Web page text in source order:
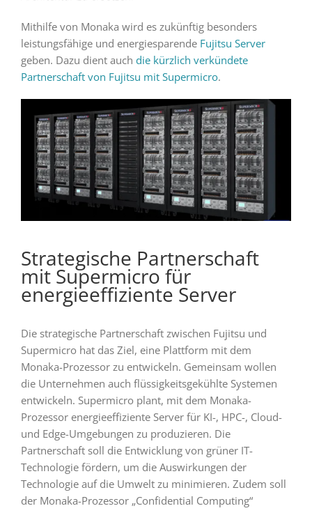
Mithilfe von Monaka wird es zukünftig besonders
leistungsfähige und energiesparende Fujitsu Server
geben. Dazu dient auch die kürzlich verkündete
Partnerschaft von Fujitsu mit Supermicro.
Strategische Partnerschaft
mit Supermicro für
energieeffiziente Server
Die strategische Partnerschaft zwischen Fujitsu und
Supermicro hat das Ziel, eine Plattform mit dem
Monaka-Prozessor zu entwickeln. Gemeinsam wollen
die Unternehmen auch flüssigkeitsgekühlte Systemen
entwickeln. Supermicro plant, mit dem Monaka-
Prozessor energieeffiziente Server für KI-, HPC-, Cloud-
und Edge-Umgebungen zu produzieren. Die
Partnerschaft soll die Entwicklung von grüner IT-
Technologie fördern, um die Auswirkungen der
Technologie auf die Umwelt zu minimieren. Zudem soll
der Monaka-Prozessor „Confidential Computing“